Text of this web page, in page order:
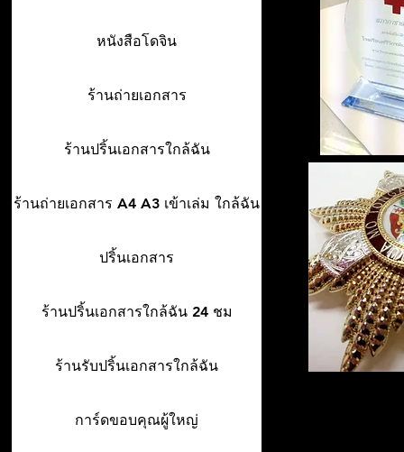
หนังสือโดจิน
ร้านถ่ายเอกสาร
ร้านปริ้นเอกสารใกล้ฉัน
ร้านถ่ายเอกสาร A4 A3 เข้าเล่ม ใกล้ฉัน
ปริ้นเอกสาร
ร้านปริ้นเอกสารใกล้ฉัน 24 ชม
ร้านรับปริ้นเอกสารใกล้ฉัน
การ์ดขอบคุณผู้ใหญ่